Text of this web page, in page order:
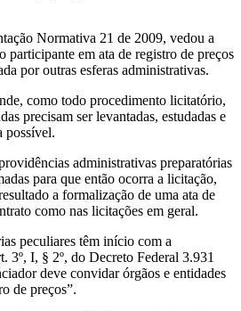
Normativa 21 de 2009, vedou a
participante em ata de registro de preços
por outras esferas administrativas.
como todo procedimento licitatório,
precisam ser levantadas, estudadas e
possível.
administrativas preparatórias
para que então ocorra a licitação,
a formalização de uma ata de
como nas licitações em geral.
peculiares têm início com a
3º, I, § 2º, do Decreto Federal 3.931
deve convidar órgãos e entidades
de preços”.